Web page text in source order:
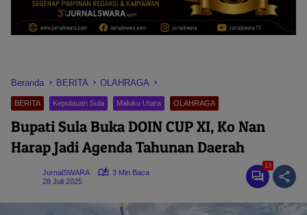
Beranda BERITA OLAHRAGA
BERITA Kepulauan Sula Maluku Utara OLAHRAGA
Bupati Sula Buka DOIN CUP XI, Ko Nan
Harap Jadi Agenda Tahunan Daerah
JurnalSWARA
3 Min Baca
28 Juli 2025
13